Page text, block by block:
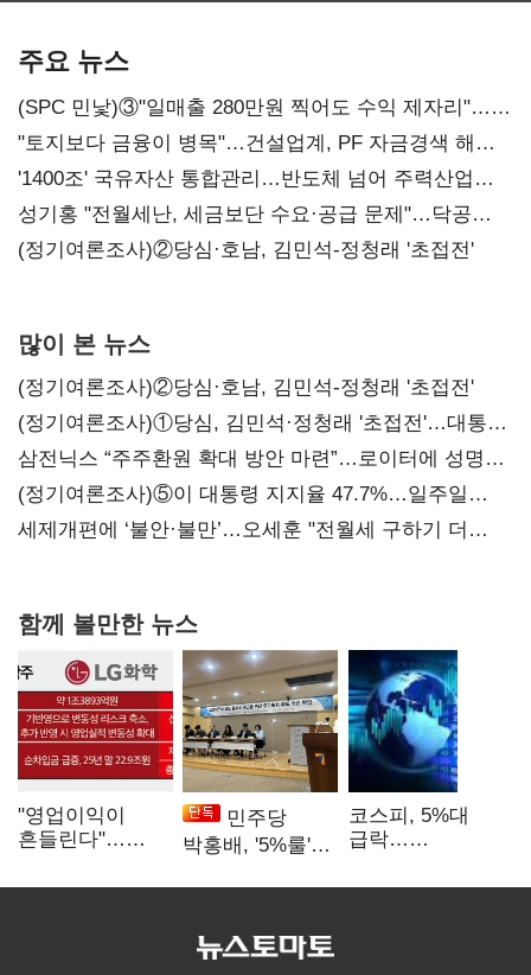
주요 뉴스
(SPC 민낯)③"일매출 280만원 찍어도 수익 제자리"…
점주 울리는 '상시 할인'
"토지보다 금융이 병목"…건설업계, PF 자금경색 해소
목소리
'1400조' 국유자산 통합관리…반도체 넘어 주력산업
구조혁신
성기홍 "전월세난, 세금보단 수요·공급 문제"…닥공
시사
(정기여론조사)②당심·호남, 김민석-정청래 '초접전'
많이 본 뉴스
(정기여론조사)②당심·호남, 김민석-정청래 '초접전'
(정기여론조사)①당심, 김민석·정청래 '초접전'…대통령
지지도 '50% 아래로'(종합)
삼전닉스 “주주환원 확대 방안 마련”…로이터에 성명
보내
(정기여론조사)⑤이 대통령 지지율 47.7%…일주일
만에 다시 40%대
세제개편에 ‘불안·불만’…오세훈 "전월세 구하기 더
함께 볼만한 뉴스
"영업이익이
흔들린다"…
18에 취약
민주당
박홍배, '5%룰'
법제화 추진
코스피, 5%대
급락…
발동